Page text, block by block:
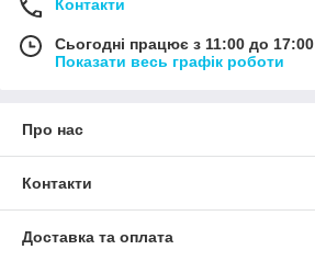
Контакти
Сьогодні працює з 11:00 до 17:00
Показати весь графік роботи
Про нас
Контакти
Доставка та оплата